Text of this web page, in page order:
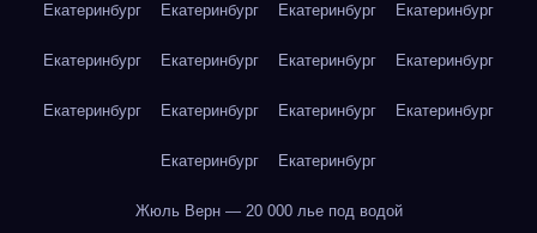
Екатеринбург Екатеринбург Екатеринбург Екатеринбург
Екатеринбург Екатеринбург Екатеринбург Екатеринбург
Екатеринбург Екатеринбург Екатеринбург Екатеринбург
Екатеринбург Екатеринбург
Жюль Верн — 20 000 лье под водой